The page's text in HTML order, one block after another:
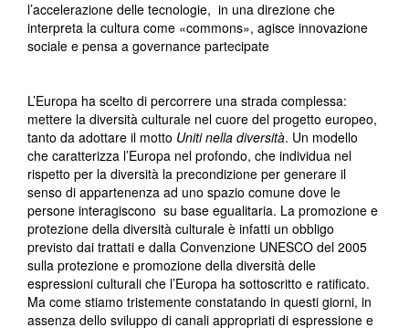
l’accelerazione delle tecnologie, in una direzione che
interpreta la cultura come «commons», agisce innovazione
sociale e pensa a governance partecipate
L’Europa ha scelto di percorrere una strada complessa:
mettere la diversità culturale nel cuore del progetto europeo,
tanto da adottare il motto Uniti nella diversità. Un modello
che caratterizza l’Europa nel profondo, che individua nel
rispetto per la diversità la precondizione per generare il
senso di appartenenza ad uno spazio comune dove le
persone interagiscono su base egualitaria. La promozione e
protezione della diversità culturale è infatti un obbligo
previsto dai trattati e dalla Convenzione UNESCO del 2005
sulla protezione e promozione della diversità delle
espressioni culturali che l’Europa ha sottoscritto e ratificato.
Ma come stiamo tristemente constatando in questi giorni, in
assenza dello sviluppo di canali appropriati di espressione e